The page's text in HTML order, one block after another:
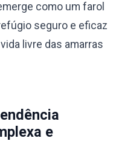
como um farol
seguro e eficaz
livre das amarras
e